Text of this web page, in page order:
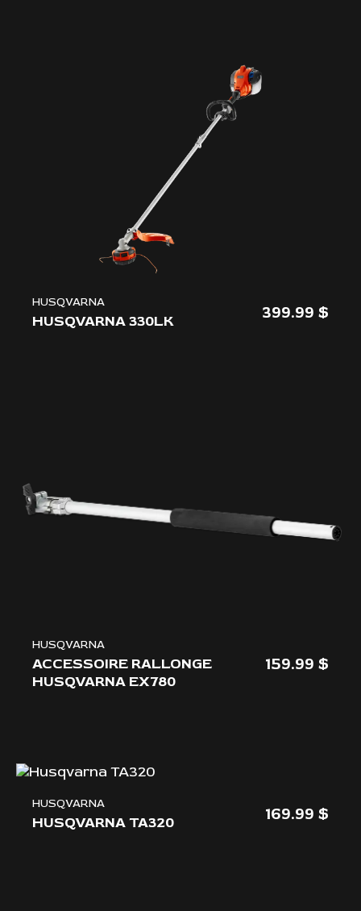
HUSQVARNA
HUSQVARNA 330LK 399.99
HUSQVARNA
ACCESSOIRE RALLONGE
HUSQVARNA EX780
159.99
HUSQVARNA
HUSQVARNA TA320 169.99